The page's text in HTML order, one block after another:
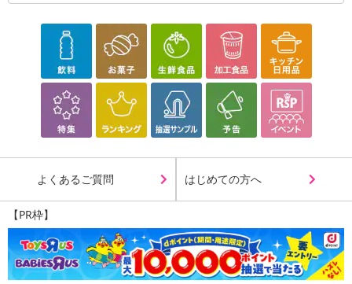
その他共通および商品カテゴリー別注意事項（※必ずご確認くだ
こちらの情報は2026年07月09日時点での情報となります。
よくあるご質問 はじめての方へ
【PR枠】